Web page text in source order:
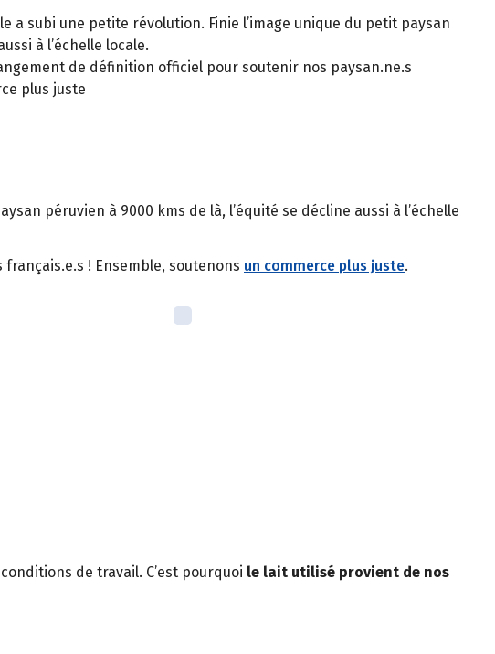
a subi une petite révolution. Finie l’image unique du petit paysan
à l’échelle locale.
de définition officiel pour soutenir nos paysan.ne.s
plus juste
péruvien à 9000 kms de là, l’équité se décline aussi à l’échelle
! Ensemble, soutenons un commerce plus juste.
de travail. C’est pourquoi le lait utilisé provient de nos